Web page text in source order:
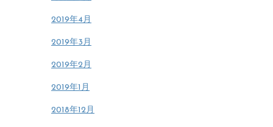
2019年4月
2019年3月
2019年2月
2019年1月
2018年12月